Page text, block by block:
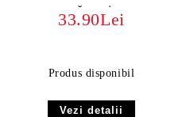
căpșuni
33.90Lei
Produs disponibil
Vezi detalii